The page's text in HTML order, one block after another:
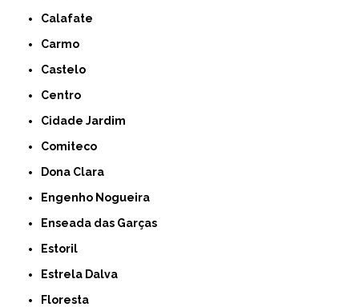
Calafate
Carmo
Castelo
Centro
Cidade Jardim
Comiteco
Dona Clara
Engenho Nogueira
Enseada das Garças
Estoril
Estrela Dalva
Floresta